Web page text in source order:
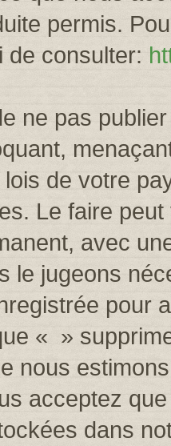
permis.
de consulter:
ne pas
de votre
Le faire
avec
le jugeons
pour
« »
nous
acceptez
dans